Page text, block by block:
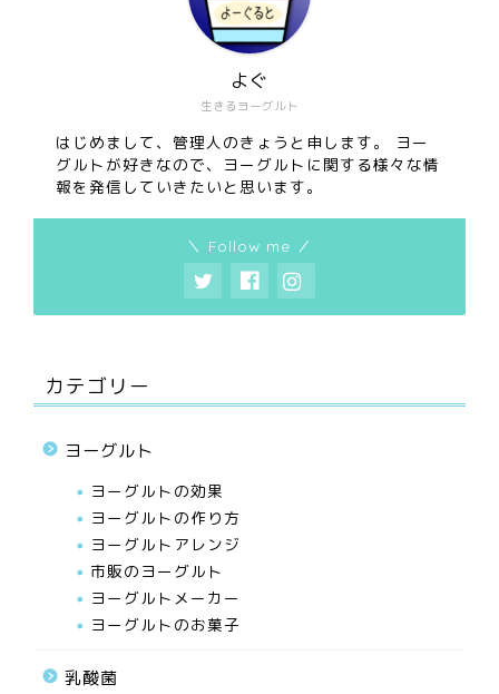
生きるヨーグルト
よぐ
はじめまして、管理人のきょうと申します。 ヨー
グルトが好きなので、ヨーグルトに関する様々な情
報を発信していきたいと思います。
＼ Follow me ／
カテゴリー
ヨーグルト
ヨーグルトの効果
ヨーグルトの作り方
ヨーグルトアレンジ
市販のヨーグルト
ヨーグルトメーカー
ヨーグルトのお菓子
乳酸菌